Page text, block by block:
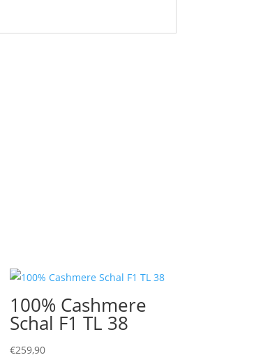
100% Cashmere
Schal F1 TL 38
€259,90